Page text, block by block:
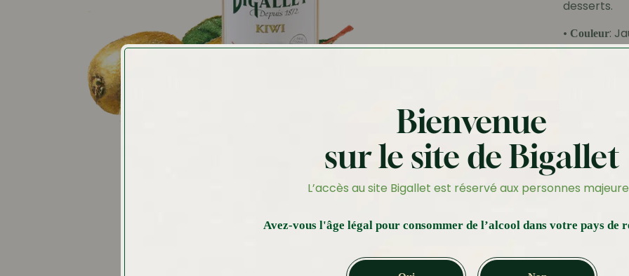
Bienvenue
sur le site de Bigallet
L’accès au site Bigallet est réservé aux personnes
Avez-vous l'âge légal pour consommer de l’alcool dans votre pays de
desserts.
• Couleur:
: